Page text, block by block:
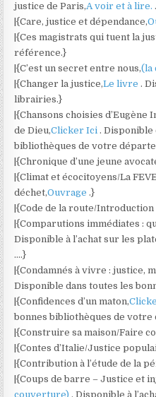
justice de Paris,A voir et à lire.
|{Care, justice et dépendance,
|{Ces magistrats qui tuent la
référence.}
|{C’est un secret entre nous,(la
|{Changer la justice,Le livre.
librairies.}
|{Chansons choisies
de Dieu,Clicker Ici. Disponible
bibliothèques de votre
|{Chronique d’une jeune
|{Climat et écocitoyens/La
déchet,Ouvrage.}
|{Code de la route/
|{Comparutions immédiates :
Disponible à l’achat sur les
….}
|{Condamnés à vivre : justice,
Disponible dans toutes les
|{Confidences d’un maton,
bonnes bibliothèques de votre
|{Construire sa maison/Faire
|{Contes d’Italie/Justice
|{Contribution à l’étude de la
|{Coups de barre – Justice et
couverture). Disponible à